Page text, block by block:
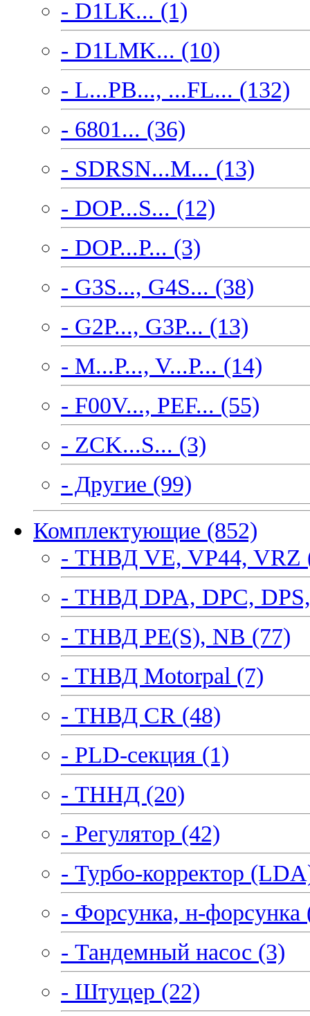
- D1LK... (1)
- D1LMK... (10)
- L...PB..., ...FL... (132)
- 6801... (36)
- SDRSN...M... (13)
- DOP...S... (12)
- DOP...P... (3)
- G3S..., G4S... (38)
- G2P..., G3P... (13)
- M...P..., V...P... (14)
- F00V..., PEF... (55)
- ZCK...S... (3)
- Другие (99)
Комплектующие (852)
- ТНВД VE, VP44, VRZ
- ТНВД DPA, DPC,
- ТНВД PE(S), NB (77)
- ТНВД Motorpal (7)
- ТНВД CR (48)
- PLD-секция (1)
- ТННД (20)
- Регулятор (42)
- Турбо-корректор
- Форсунка, н-форсунка
- Тандемный насос (3)
- Штуцер (22)